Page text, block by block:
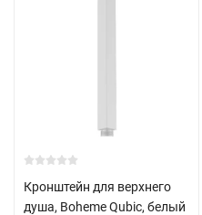
Кронштейн для верхнего
душа, Boheme Qubic, белый